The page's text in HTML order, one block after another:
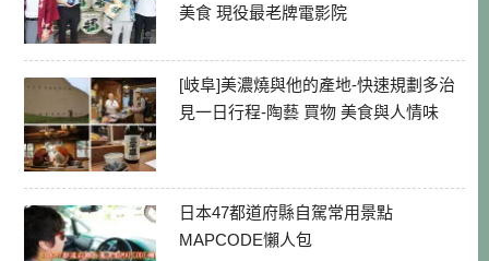
美食 現役最老牌電影院
[岐阜]美濃燒與他的產地-快速規劃多治
見一日行程-陶藝 買物 美食與人情味
日本47都道府縣自駕常用景點
MAPCODE懶人包